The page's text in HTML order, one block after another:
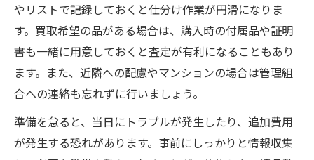
やリストで記録しておくと仕分け作業が円滑になりま
す。買取希望の品がある場合は、購入時の付属品や証明
書も一緒に用意しておくと査定が有利になることもあり
ます。また、近隣への配慮やマンションの場合は管理組
合への連絡も忘れずに行いましょう。
準備を怠ると、当日にトラブルが発生したり、追加費用
が発生する恐れがあります。事前にしっかりと情報収集